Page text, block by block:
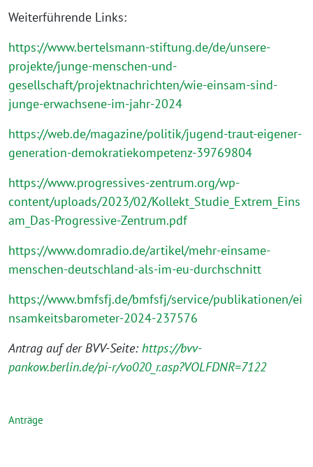
Weiterführende Links:
https://www.bertelsmann-stiftung.de/de/unsere-
projekte/junge-menschen-und-
gesellschaft/projektnachrichten/wie-einsam-sind-
junge-erwachsene-im-jahr-2024
https://web.de/magazine/politik/jugend-traut-eigener-
generation-demokratiekompetenz-39769804
https://www.progressives-zentrum.org/wp-
content/uploads/2023/02/Kollekt_Studie_Extrem_Eins
am_Das-Progressive-Zentrum.pdf
https://www.domradio.de/artikel/mehr-einsame-
menschen-deutschland-als-im-eu-durchschnitt
https://www.bmfsfj.de/bmfsfj/service/publikationen/ei
nsamkeitsbarometer-2024-237576
Antrag auf der BVV-Seite: https://bvv-
pankow.berlin.de/pi-r/vo020_r.asp?VOLFDNR=7122
Anträge